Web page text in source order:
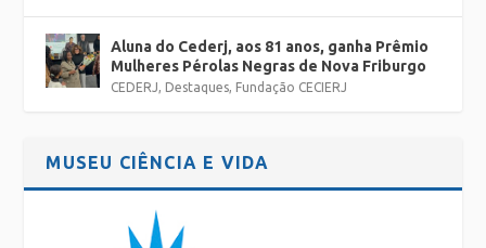
Aluna do Cederj, aos 81 anos, ganha Prêmio
Mulheres Pérolas Negras de Nova Friburgo
CEDERJ, Destaques, Fundação CECIERJ
MUSEU CIÊNCIA E VIDA